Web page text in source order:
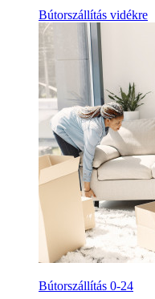
Bútorszállítás vidékre
Bútorszállítás 0-24